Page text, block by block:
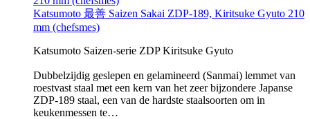
Katsumoto 最善 Saizen Sakai ZDP-189, Kiritsuke Gyuto 210
mm (chefsmes)
Katsumoto Saizen-serie ZDP Kiritsuke Gyuto
Dubbelzijdig geslepen en gelamineerd (Sanmai) lemmet van
roestvast staal met een kern van het zeer bijzondere Japanse
ZDP-189 staal, een van de hardste staalsoorten om in
keukenmessen te…